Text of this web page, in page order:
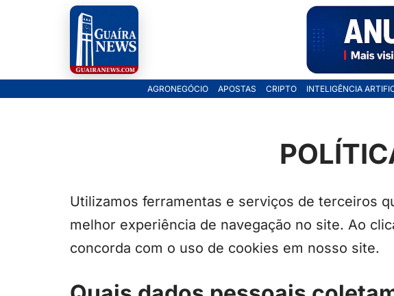
AGRONEGÓCIO APOSTAS CRIPTO INTELIGÊNCIA
Utilizamos ferramentas e serviços de terceiros
melhor experiência de navegação no site. Ao
concorda com o uso de cookies em nosso site.